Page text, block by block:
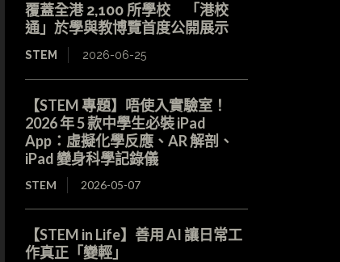
覆蓋全港 2,100 所學校 「港校
通」於學與教博覽首度公開展示
STEM 2026-06-25
【STEM 專題】唔使入實驗室！
2026 年 5 款中學生必裝 iPad
App：虛擬化學反應、AR 解剖、
iPad 變身科學記錄儀
STEM 2026-05-07
【STEM in Life】善用 AI 讓日常工
作真正「變輕」